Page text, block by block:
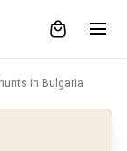
in Bulgaria